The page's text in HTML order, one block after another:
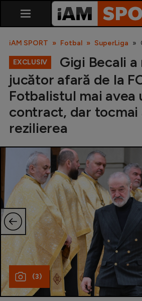
SuperLiga
Liga 2
Cupa României
Echipa Națională
U21
Fotbal feminin
Special
Diverse
Inedit
iAM SPORT Fotbal SuperLiga
EXCLUSIV
Gigi Becali
jucător afară de la
Fotbalistul mai avea
contract, dar tocmai
rezilierea
(3)